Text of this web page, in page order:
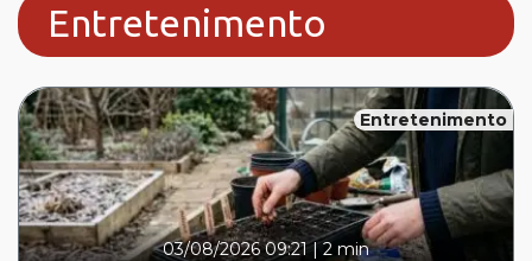
Entretenimento
Entretenimento
03/08/2026 09:21|2 min